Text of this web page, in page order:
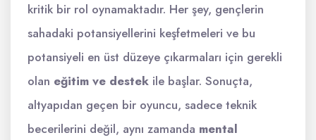
kritik bir rol oynamaktadır. Her şey, gençlerin
sahadaki potansiyellerini keşfetmeleri ve bu
potansiyeli en üst düzeye çıkarmaları için gerekli
olan eğitim ve destek ile başlar. Sonuçta,
altyapıdan geçen bir oyuncu, sadece teknik
becerilerini değil, aynı zamanda mental